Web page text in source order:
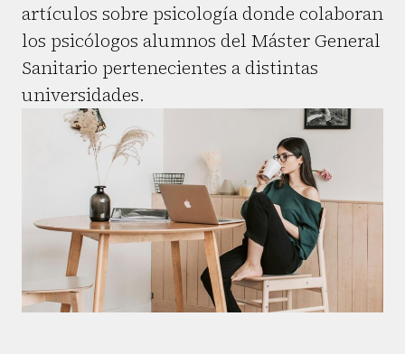
artículos sobre psicología donde colaboran
los psicólogos alumnos del Máster General
Sanitario pertenecientes a distintas
universidades.